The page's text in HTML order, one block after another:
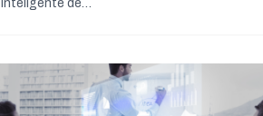
inteligente de…